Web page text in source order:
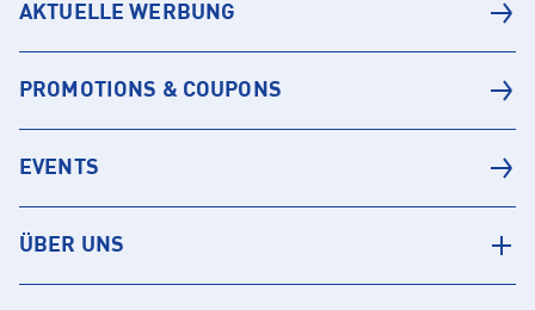
AKTUELLE WERBUNG
PROMOTIONS & COUPONS
EVENTS
ÜBER UNS